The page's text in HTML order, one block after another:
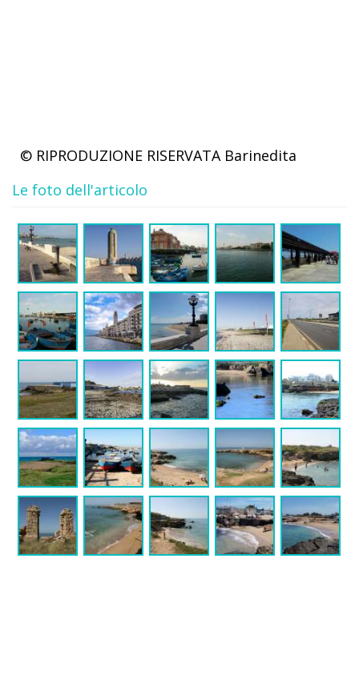
© RIPRODUZIONE RISERVATA Barinedita
Le foto dell'articolo